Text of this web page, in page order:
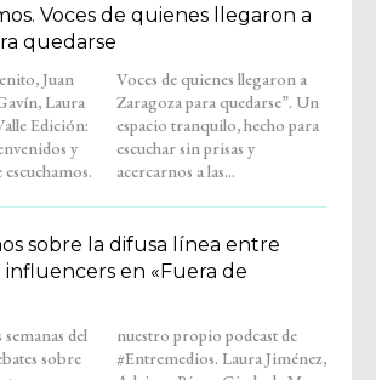
Voces de quienes llegaron a
quedarse
Juan
Laura
llegaron a
Un
para
acercarnos a las...
sobre la difusa línea entre
influencers en «Fuera de
del
sobre
de
Jiménez,